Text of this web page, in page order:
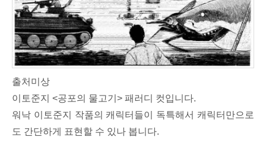
출처미상
이토준지 <공포의 물고기> 패러디 컷입니다.
워낙 이토준지 작품의 캐릭터들이 독특해서 캐릭터만으로
도 간단하게 표현할 수 있나 봅니다.